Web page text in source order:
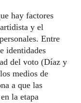
hay factores
y el
Entre
identidades
del voto (Díaz y
medios de
a que las
la etapa